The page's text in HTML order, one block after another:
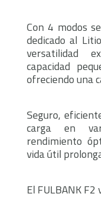
Con 4 modos
dedicado al
versatilidad
capacidad
ofreciendo una
Seguro,
carga en
rendimiento
vida útil
El FULBANK F2